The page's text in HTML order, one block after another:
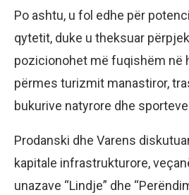
Po ashtu, u fol edhe për
qytetit, duke u theksuar
pozicionohet më fuqishëm në
përmes turizmit manastiror,
bukurive natyrore dhe
Prodanski dhe Varens
kapitale infrastrukturore,
unazave “Lindje” dhe